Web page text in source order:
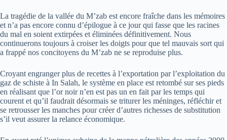
La tragédie de la vallée du M’zab est encore fraîche dans les mémoires
et n’a pas encore connu d’épilogue à ce jour qui fasse que les racines
du mal en soient extirpées et éliminées définitivement. Nous
continuerons toujours à croiser les doigts pour que tel mauvais sort qui
a frappé nos concitoyens du M’zab ne se reproduise plus.
Croyant engranger plus de recettes à l’exportation par l’exploitation du
gaz de schiste à In Salah, le système en place est retombé sur ses pieds
en réalisant que l’or noir n’en est pas un en fait par les temps qui
courent et qu’il faudrait désormais se triturer les méninges, réfléchir et
se retrousser les manches pour créer d’autres richesses de substitution
s’il veut assurer la relance économique.